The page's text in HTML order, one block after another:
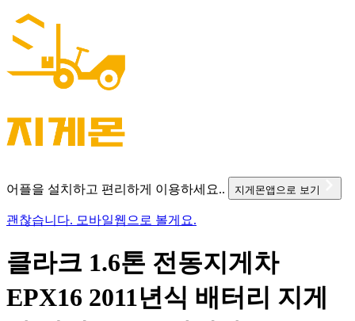
어플을 설치하고 편리하게 이용하세요.. 지게몬앱으로 보기
괜찮습니다. 모바일웹으로 볼게요.
클라크 1.6톤 전동지게차
EPX16 2011년식 배터리 지게